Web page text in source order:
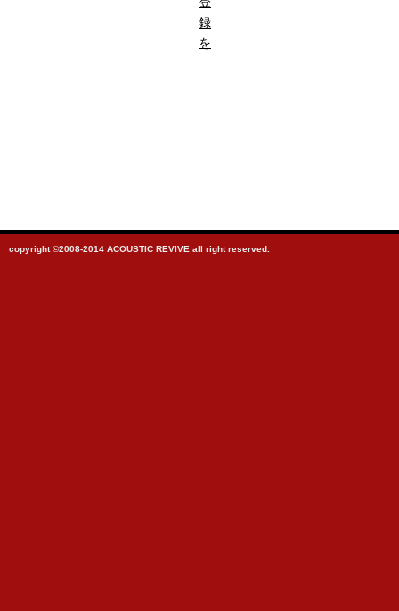
録
を
copyright ©2008-2014 ACOUSTIC REVIVE all right reserved.